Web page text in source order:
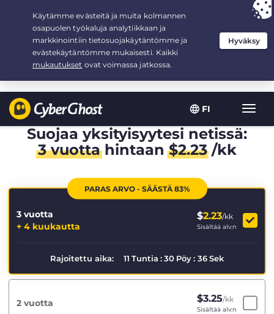
FI
Your choice:The Best Deal for 3.3333333333333-years at $
/month
Suojaa yksityisyytesi netissä:
3 vuottahintaan$2.23/kk
PARAS ARVO - SÄÄSTÄ 83%
3 vuotta
+ 4 kuukautta
$2.23/kk
Sisältää alv:n
Rajoitettu aika: 11 Tuntia :30 Pöy: 35Sek
2 vuotta $3.25/kk
Sisältää alv:n